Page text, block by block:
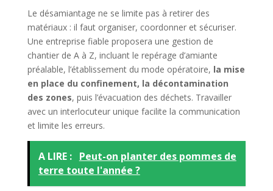
Le désamiantage ne se limite pas à retirer des
matériaux : il faut organiser, coordonner et sécuriser.
Une entreprise fiable proposera une gestion de
chantier de A à Z, incluant le repérage d’amiante
préalable, l’établissement du mode opératoire, la mise
en place du confinement, la décontamination
des zones, puis l’évacuation des déchets. Travailler
avec un interlocuteur unique facilite la communication
et limite les erreurs.
A LIRE : Peut-on planter des pommes de
terre toute l'année ?